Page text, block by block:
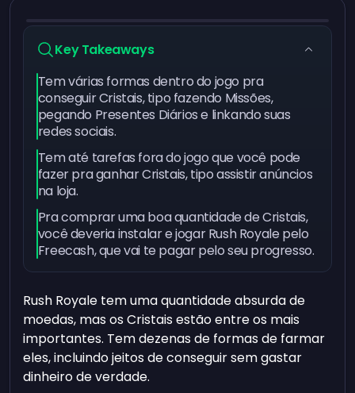
Key Takeaways
Tem várias formas dentro do jogo pra
conseguir Cristais, tipo fazendo Missões,
pegando Presentes Diários e linkando suas
redes sociais.
Tem até tarefas fora do jogo que você pode
fazer pra ganhar Cristais, tipo assistir anúncios
na loja.
Pra comprar uma boa quantidade de Cristais,
você deveria instalar e jogar Rush Royale pelo
Freecash, que vai te pagar pelo seu progresso.
Rush Royale tem uma quantidade absurda de
moedas, mas os Cristais estão entre os mais
importantes. Tem dezenas de formas de farmar
eles, incluindo jeitos de conseguir sem gastar
dinheiro de verdade.